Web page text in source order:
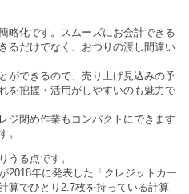
略化です。スムーズにお会計できる
るだけでなく、おつりの渡し間違い
ができるので、売り上げ見込みの予
を把握・活用がしやすいのも魅力で
ジ閉め作業もコンパクトにできます
。
うる点です。
2018年に発表した「クレジットカー
算でひとり2.7枚を持っている計算